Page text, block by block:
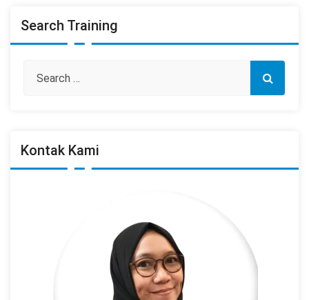
Search Training
Kontak Kami